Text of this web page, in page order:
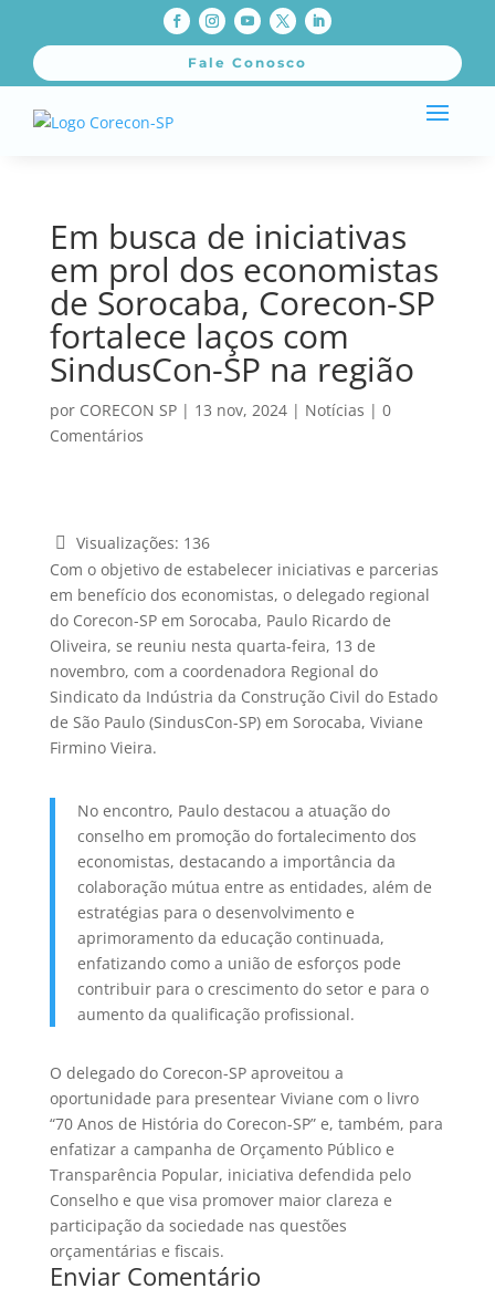
Fale Conosco
Em busca de iniciativas
em prol dos economistas
de Sorocaba, Corecon-SP
fortalece laços com
SindusCon-SP na região
por CORECON SP| 13 nov, 2024| Notícias | 0
Comentários
Visualizações: 136
Com o objetivo de estabelecer iniciativas e parcerias
em benefício dos economistas, o delegado regional
do Corecon-SP em Sorocaba, Paulo Ricardo de
Oliveira, se reuniu nesta quarta-feira, 13 de
novembro, com a coordenadora Regional do
Sindicato da Indústria da Construção Civil do Estado
de São Paulo (SindusCon-SP) em Sorocaba, Viviane
Firmino Vieira.
No encontro, Paulo destacou a atuação do
conselho em promoção do fortalecimento dos
economistas, destacando a importância da
colaboração mútua entre as entidades, além de
estratégias para o desenvolvimento e
aprimoramento da educação continuada,
enfatizando como a união de esforços pode
contribuir para o crescimento do setor e para o
aumento da qualificação profissional.
O delegado do Corecon-SP aproveitou a
oportunidade para presentear Viviane com o livro
“70 Anos de História do Corecon-SP” e, também, para
enfatizar a campanha de Orçamento Público e
Transparência Popular, iniciativa defendida pelo
Conselho e que visa promover maior clareza e
participação da sociedade nas questões
orçamentárias e fiscais.
Enviar Comentário